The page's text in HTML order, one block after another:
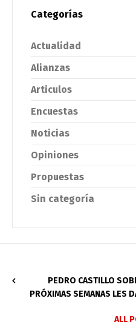
Categorías
Actualidad
Alianzas
Articulos
Encuestas
Noticias
Opiniones
Propuestas
Sin categoría
PEDRO CASTILLO
PRÓXIMAS SEMANAS LES
ALL